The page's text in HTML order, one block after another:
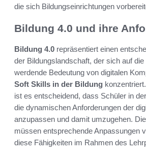
die sich Bildungseinrichtungen
Bildung 4.0 und ihre
Bildung 4.0 repräsentiert einen
der Bildungslandschaft, der sich auf
werdende Bedeutung von digitalen
Soft Skills in der Bildung
ist es entscheidend, dass Schüler in
die dynamischen Anforderungen der
anzupassen und damit umzugehen.
müssen entsprechende Anpassungen
diese Fähigkeiten im Rahmen des